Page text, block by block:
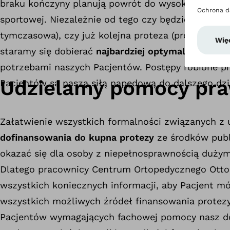
braku kończyny planują powrót do wysokiej
sportowej. Niezależnie od tego czy będzie to
tymczasowa), czy już kolejna proteza (proteza
staramy się dobierać najbardziej optymalne
potrzebami naszych Pacjentów. Postępy robione
Pacjentów są naszą siłą napędową do dalszego
Udzielamy pomocy
Załatwienie wszystkich formalności związanych z
dofinansowania do kupna protezy ze środków
okazać się dla osoby z niepełnosprawnością
Dlatego pracownicy Centrum Ortopedycznego
wszystkich koniecznych informacji, aby Pacjent
wszystkich możliwych źródeł finansowania
Pacjentów wymagających fachowej pomocy nasz